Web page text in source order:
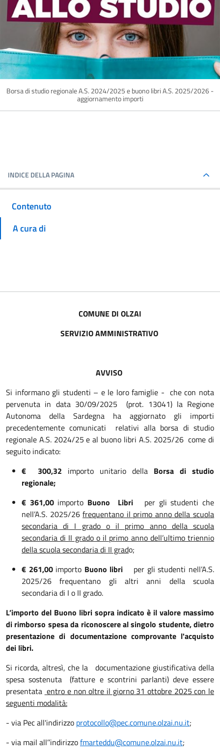
Borsa di studio regionale A.S. 2024/2025 e buono libri A.S. 2025/2026 -
aggiornamento importi
INDICE DELLA PAGINA
Contenuto
A cura di
COMUNE DI OLZAI
SERVIZIO AMMINISTRATIVO
AVVISO
Si informano gli studenti – e le loro famiglie - che con nota
pervenuta in data 30/09/2025 (prot. 13041) la Regione
Autonoma della Sardegna ha aggiornato gli importi
precedentemente comunicati relativi alla borsa di studio
regionale A.S. 2024/25 e al buono libri A.S. 2025/26 come di
seguito indicato:
€ 300,32 importo unitario della Borsa di studio
regionale;
€ 361,00importo Buono Libri
per gli studenti che
nell’A.S. 2025/26frequentano il primo anno della scuola
secondaria di I grado o il primo anno della scuola
secondaria di II grado o il primo anno dell’ultimo triennio
della scuola secondaria di II grado;
€ 261,00importo Buono libri per gli studenti nell’A.S.
2025/26 frequentano gli altri anni della scuola
secondaria di I o II grado.
L’importo del Buono libri sopra indicato è il valore massimo
di rimborso spesa da riconoscere al singolo studente, dietro
presentazione di documentazione comprovante l'acquisto
dei libri.
Si ricorda, altresì, che la
documentazione giustificativa della
spesa sostenuta (fatture e scontrini parlanti) deve essere
presentata entro e non oltre il giorno 31 ottobre 2025 con le
seguenti modalità:
- via Pec all'indirizzo protocollo@pec.comune.olzai.nu.it;
- via mail all’’indirizzofmarteddu@comune.olzai.nu.it;